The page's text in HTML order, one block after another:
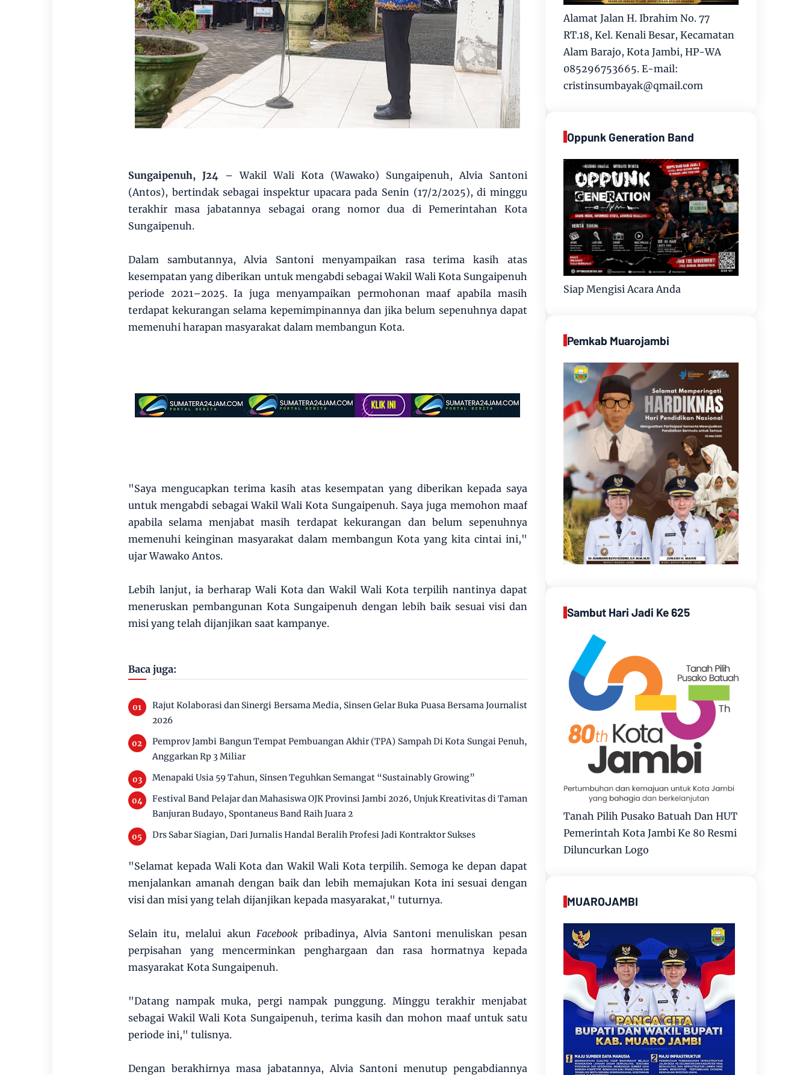
Sungaipenuh, J24 – Wakil Wali Kota (Wawako) Sungaipenuh, Alvia Santoni
(Antos), bertindak sebagai inspektur upacara pada Senin (17/2/2025), di minggu
terakhir masa jabatannya sebagai orang nomor dua di Pemerintahan Kota
Sungaipenuh.
Dalam sambutannya, Alvia Santoni menyampaikan rasa terima kasih atas
kesempatan yang diberikan untuk mengabdi sebagai Wakil Wali Kota Sungaipenuh
periode 2021–2025. Ia juga menyampaikan permohonan maaf apabila masih
terdapat kekurangan selama kepemimpinannya dan jika belum sepenuhnya dapat
memenuhi harapan masyarakat dalam membangun Kota.
"Saya mengucapkan terima kasih atas kesempatan yang diberikan kepada saya
untuk mengabdi sebagai Wakil Wali Kota Sungaipenuh. Saya juga memohon maaf
apabila selama menjabat masih terdapat kekurangan dan belum sepenuhnya
memenuhi keinginan masyarakat dalam membangun Kota yang kita cintai ini,"
ujar Wawako Antos.
Lebih lanjut, ia berharap Wali Kota dan Wakil Wali Kota terpilih nantinya dapat
meneruskan pembangunan Kota Sungaipenuh dengan lebih baik sesuai visi dan
misi yang telah dijanjikan saat kampanye.
Baca juga:
Rajut Kolaborasi dan Sinergi Bersama Media, Sinsen Gelar Buka Puasa Bersama Journalist
2026
Pemprov Jambi Bangun Tempat Pembuangan Akhir (TPA) Sampah Di Kota Sungai Penuh,
Anggarkan Rp 3 Miliar
Menapaki Usia 59 Tahun, Sinsen Teguhkan Semangat “Sustainably Growing”
Festival Band Pelajar dan Mahasiswa OJK Provinsi Jambi 2026, Unjuk Kreativitas di Taman
Banjuran Budayo, Spontaneus Band Raih Juara 2
Drs Sabar Siagian, Dari Jurnalis Handal Beralih Profesi Jadi Kontraktor Sukses
"Selamat kepada Wali Kota dan Wakil Wali Kota terpilih. Semoga ke depan dapat
menjalankan amanah dengan baik dan lebih memajukan Kota ini sesuai dengan
visi dan misi yang telah dijanjikan kepada masyarakat," tuturnya.
Selain itu, melalui akunFacebook pribadinya, Alvia Santoni menuliskan pesan
perpisahan yang mencerminkan penghargaan dan rasa hormatnya kepada
masyarakat Kota Sungaipenuh.
"Datang nampak muka, pergi nampak punggung. Minggu terakhir menjabat
sebagai Wakil Wali Kota Sungaipenuh, terima kasih dan mohon maaf untuk satu
periode ini," tulisnya.
Dengan berakhirnya masa jabatannya, Alvia Santoni menutup pengabdiannya
Alamat Jalan H. Ibrahim No. 77
RT.18, Kel. Kenali Besar, Kecamatan
Alam Barajo, Kota Jambi, HP-WA
085296753665. E-mail:
cristinsumbayak@qmail.com
Oppunk Generation Band
Siap Mengisi Acara Anda
Pemkab Muarojambi
Sambut Hari Jadi Ke 625
Tanah Pilih Pusako Batuah Dan HUT
Pemerintah Kota Jambi Ke 80 Resmi
Diluncurkan Logo
MUAROJAMBI